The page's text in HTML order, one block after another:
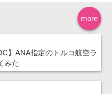
more
】ANA指定のトルコ航空ラ
みた